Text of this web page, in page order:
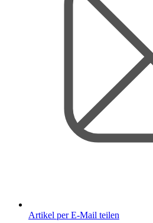
Artikel per E-Mail teilen